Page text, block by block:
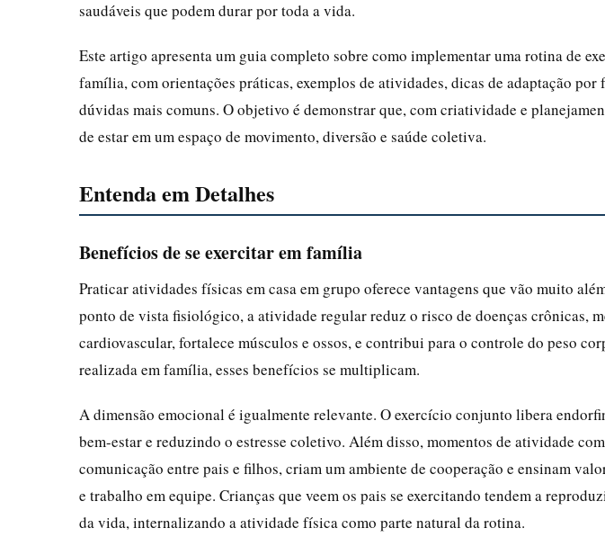
saudáveis que podem durar por toda a vida.
Este artigo apresenta um guia completo sobre como implementar uma rotina de
família, com orientações práticas, exemplos de atividades, dicas de adaptação por
dúvidas mais comuns. O objetivo é demonstrar que, com criatividade e
de estar em um espaço de movimento, diversão e saúde coletiva.
Entenda em Detalhes
Benefícios de se exercitar em família
Praticar atividades físicas em casa em grupo oferece vantagens que vão muito
ponto de vista fisiológico, a atividade regular reduz o risco de doenças crônicas,
cardiovascular, fortalece músculos e ossos, e contribui para o controle do peso
realizada em família, esses benefícios se multiplicam.
A dimensão emocional é igualmente relevante. O exercício conjunto libera
bem-estar e reduzindo o estresse coletivo. Além disso, momentos de atividade
comunicação entre pais e filhos, criam um ambiente de cooperação e ensinam
e trabalho em equipe. Crianças que veem os pais se exercitando tendem a
da vida, internalizando a atividade física como parte natural da rotina.